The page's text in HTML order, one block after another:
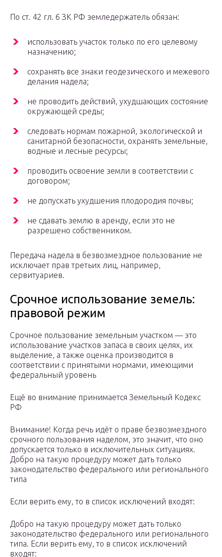
По ст. 42 гл. 6 ЗК РФ земледержатель обязан:
использовать участок только по его целевому
назначению;
сохранять все знаки геодезического и межевого
делания надела;
не проводить действий, ухудшающих состояние
окружающей среды;
следовать нормам пожарной, экологической и
санитарной безопасности, охранять земельные,
водные и лесные ресурсы;
проводить освоение земли в соответствии с
договором;
не допускать ухудшения плодородия почвы;
не сдавать землю в аренду, если это не
разрешено собственником.
Передача надела в безвозмездное пользование не
исключает прав третьих лиц, например,
сервитуариев.
Срочное использование земель:
правовой режим
Срочное пользование земельным участком — это
использование участков запаса в своих целях, их
выделение, а также оценка производится в
соответствии с принятыми нормами, имеющими
федеральный уровень
Ещё во внимание принимается Земельный Кодекс
РФ
Внимание! Когда речь идёт о праве безвозмездного
срочного пользования наделом, это значит, что оно
допускается только в исключительных ситуациях.
Добро на такую процедуру может дать только
законодательство федерального или регионального
типа
Если верить ему, то в список исключений входят:
Добро на такую процедуру может дать только
законодательство федерального или регионального
типа. Если верить ему, то в список исключений
входят: